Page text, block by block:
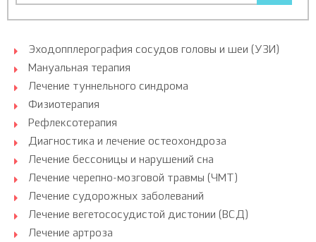
Эходопплерография сосудов головы и шеи (УЗИ)
Мануальная терапия
Лечение туннельного синдрома
Физиотерапия
Рефлексотерапия
Диагностика и лечение остеохондроза
Лечение бессоницы и нарушений сна
Лечение черепно-мозговой травмы (ЧМТ)
Лечение судорожных заболеваний
Лечение вегетососудистой дистонии (ВСД)
Лечение артроза